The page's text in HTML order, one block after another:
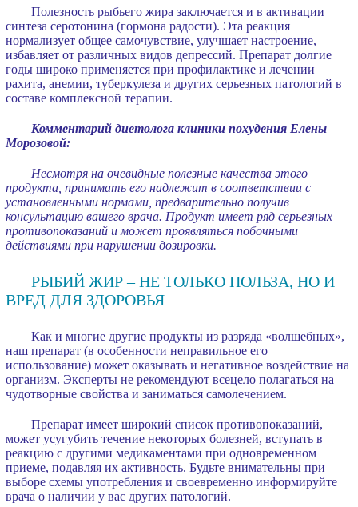
Полезность рыбьего жира заключается и в активации
синтеза серотонина (гормона радости). Эта реакция
нормализует общее самочувствие, улучшает настроение,
избавляет от различных видов депрессий. Препарат долгие
годы широко применяется при профилактике и лечении
рахита, анемии, туберкулеза и других серьезных патологий в
составе комплексной терапии.
Комментарий диетолога клиники похудения Елены
Морозовой:
Несмотря на очевидные полезные качества этого
продукта, принимать его надлежит в соответствии с
установленными нормами, предварительно получив
консультацию вашего врача. Продукт имеет ряд серьезных
противопоказаний и может проявляться побочными
действиями при нарушении дозировки.
РЫБИЙ ЖИР – НЕ ТОЛЬКО ПОЛЬЗА, НО И
ВРЕД ДЛЯ ЗДОРОВЬЯ
Как и многие другие продукты из разряда «волшебных»,
наш препарат (в особенности неправильное его
использование) может оказывать и негативное воздействие на
организм. Эксперты не рекомендуют всецело полагаться на
чудотворные свойства и заниматься самолечением.
Препарат имеет широкий список противопоказаний,
может усугубить течение некоторых болезней, вступать в
реакцию с другими медикаментами при одновременном
приеме, подавляя их активность. Будьте внимательны при
выборе схемы употребления и своевременно информируйте
врача о наличии у вас других патологий.